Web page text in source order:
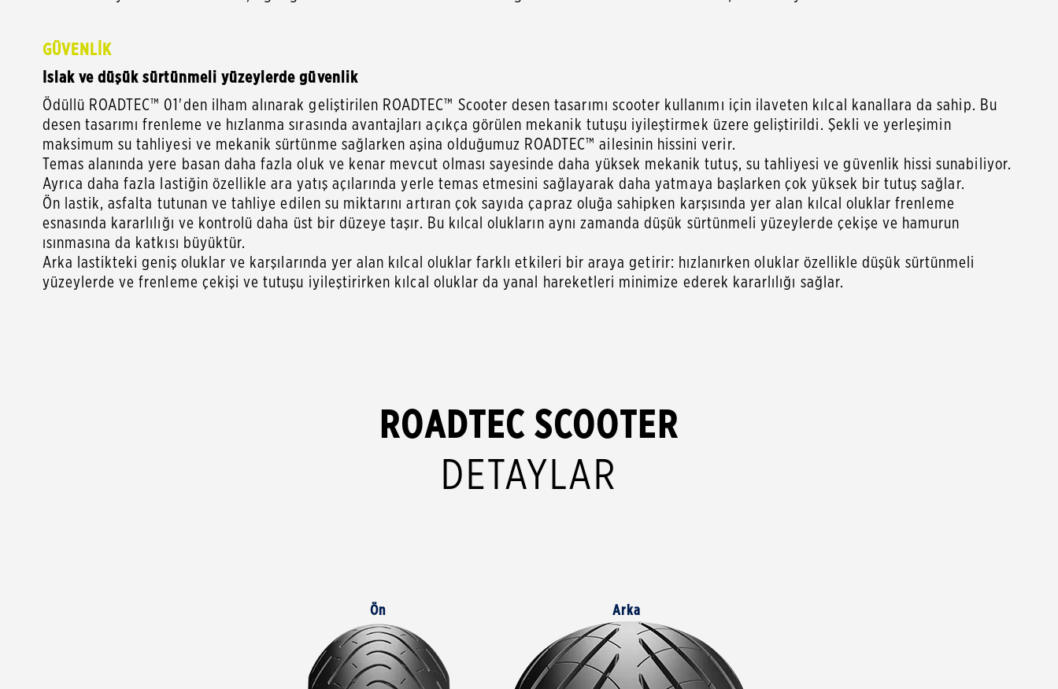
GÜVENLİK
Islak ve düşük sürtünmeli yüzeylerde güvenlik
Ödüllü ROADTEC™ 01'den ilham alınarak geliştirilen ROADTEC™ Scooter desen tasarımı scooter kullanımı için ilaveten kılcal kanallara da sahip. Bu
desen tasarımı frenleme ve hızlanma sırasında avantajları açıkça görülen mekanik tutuşu iyileştirmek üzere geliştirildi. Şekli ve yerleşimin
maksimum su tahliyesi ve mekanik sürtünme sağlarken aşina olduğumuz ROADTEC™ ailesinin hissini verir.
Temas alanında yere basan daha fazla oluk ve kenar mevcut olması sayesinde daha yüksek mekanik tutuş, su tahliyesi ve güvenlik hissi sunabiliyor.
Ayrıca daha fazla lastiğin özellikle ara yatış açılarında yerle temas etmesini sağlayarak daha yatmaya başlarken çok yüksek bir tutuş sağlar.
Ön lastik, asfalta tutunan ve tahliye edilen su miktarını artıran çok sayıda çapraz oluğa sahipken karşısında yer alan kılcal oluklar frenleme
esnasında kararlılığı ve kontrolü daha üst bir düzeye taşır. Bu kılcal olukların aynı zamanda düşük sürtünmeli yüzeylerde çekişe ve hamurun
ısınmasına da katkısı büyüktür.
Arka lastikteki geniş oluklar ve karşılarında yer alan kılcal oluklar farklı etkileri bir araya getirir: hızlanırken oluklar özellikle düşük sürtünmeli
yüzeylerde ve frenleme çekişi ve tutuşu iyileştirirken kılcal oluklar da yanal hareketleri minimize ederek kararlılığı sağlar.
ROADTEC SCOOTER
DETAYLAR
Ön Arka